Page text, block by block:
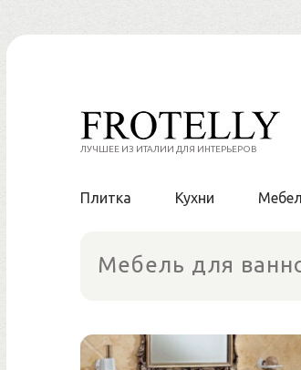
Перейти
ЛУЧШЕЕ ИЗ ИТАЛИИ ДЛЯ ИНТЕРЬЕРОВ
Плитка Кухни
Мебель для